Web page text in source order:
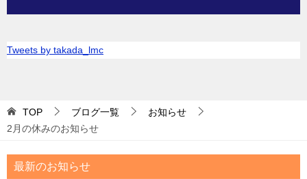
Tweets by takada_lmc
TOP ブログ一覧
お知らせ
2月の休みのお知らせ
最新のお知らせ